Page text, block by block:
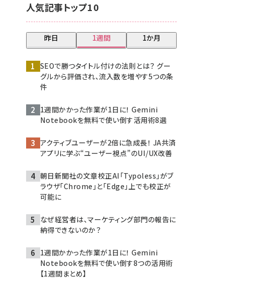
人気記事トップ10
昨日 1週間 1か月
SEOで勝つタイトル付けの法則とは？ グー
グルから評価され、流入数を増やす5つの条
件
1週間かかった作業が1日に！ Gemini
Notebookを無料で使い倒す活用術8選
アクティブユーザーが2倍に急成長！ JA共済
アプリに学ぶ“ユーザー視点”のUI/UX改善
朝日新聞社の文章校正AI「Typoless」がブ
ラウザ「Chrome」と「Edge」上でも校正が
可能に
なぜ経営者は、マーケティング部門の報告に
納得できないのか？
1週間かかった作業が1日に！ Gemini
Notebookを無料で使い倒す8つの活用術
【1週間まとめ】